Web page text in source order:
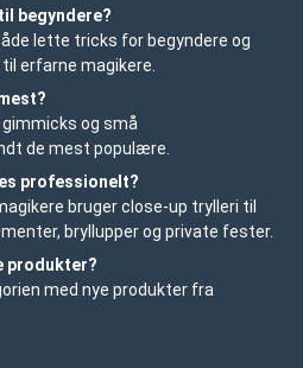
begyndere?
lette tricks for begyndere og
erfarne magikere.
gimmicks og små
de mest populære.
professionelt?
bruger close-up trylleri til
bryllupper og private fester.
produkter?
med nye produkter fra